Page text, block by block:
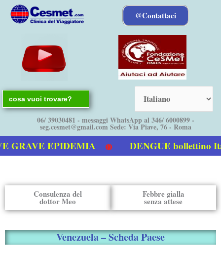
@Contattaci
Search
for:
06/ 39030481 - messaggi WhatsApp al 346/ 6000899 -
seg.cesmet@gmail.com Sede: Via Piave, 76 - Roma
EPIDEMIA DENGUE bollettino Italia –
Consulenza del
dottor Meo
Febbre gialla
senza attese
Venezuela – Scheda Paese